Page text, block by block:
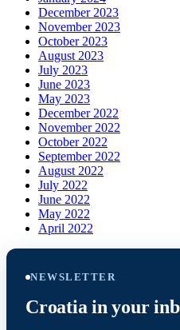
December 2023
November 2023
October 2023
August 2023
July 2023
June 2023
May 2023
December 2022
November 2022
October 2022
September 2022
August 2022
July 2022
June 2022
May 2022
April 2022
NEWSLETTER
Croatia in your